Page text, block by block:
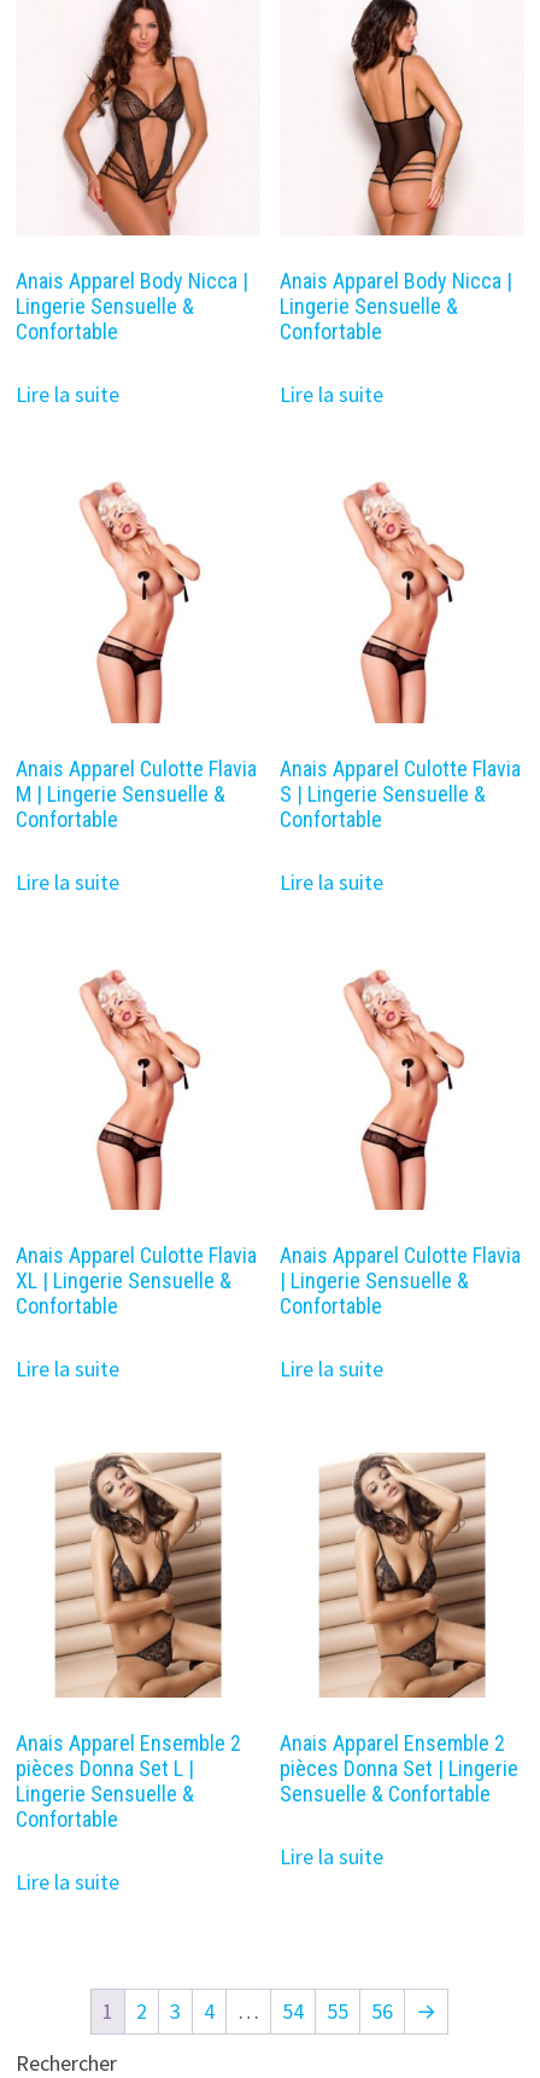
Anais Apparel Body Nicca |
Lingerie Sensuelle &
Confortable
Lire la suite
Anais Apparel Body Nicca |
Lingerie Sensuelle &
Confortable
Lire la suite
Anais Apparel Culotte Flavia
M | Lingerie Sensuelle &
Confortable
Lire la suite
Anais Apparel Culotte Flavia
S | Lingerie Sensuelle &
Confortable
Lire la suite
Anais Apparel Culotte Flavia
XL | Lingerie Sensuelle &
Confortable
Lire la suite
Anais Apparel Culotte Flavia
| Lingerie Sensuelle &
Confortable
Lire la suite
Anais Apparel Ensemble 2
pièces Donna Set L |
Lingerie Sensuelle &
Confortable
Lire la suite
Anais Apparel Ensemble 2
pièces Donna Set | Lingerie
Sensuelle & Confortable
Lire la suite
1 2 3 4 … 54 55 56
→
Rechercher